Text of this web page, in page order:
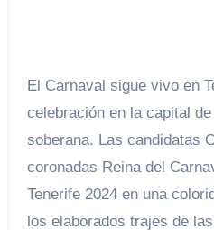
El Carnaval sigue vivo en
celebración en la capital
soberana. Las candidatas
coronadas Reina del
Tenerife 2024 en una
los elaborados trajes de